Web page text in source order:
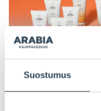
Suostumus